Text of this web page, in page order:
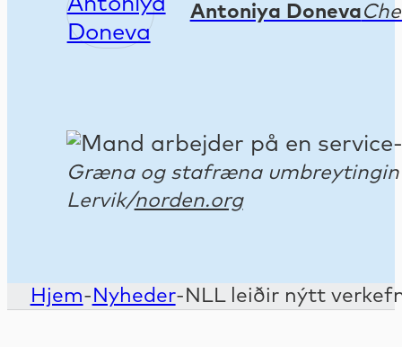
Antoniya Doneva
Græna og stafræna
Lervik/norden.org
Hjem- Nyheder- NLL leiðir nýtt